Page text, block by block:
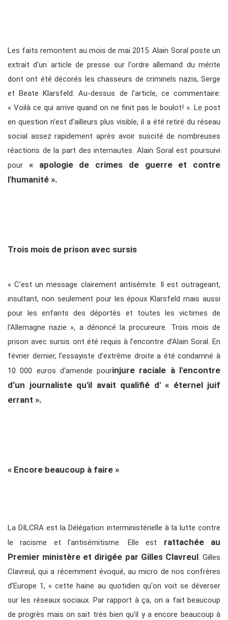
Les faits remontent au mois de mai 2015. Alain Soral poste un
extrait d'un article de presse sur l'ordre allemand du mérite
dont ont été décorés les chasseurs de criminels nazis, Serge
et Beate Klarsfeld. Au-dessus de l'article, ce commentaire:
« Voilà ce qui arrive quand on ne finit pas le boulot! ». Le post
en question n’est d’ailleurs plus visible, il a été retiré du réseau
social assez rapidement après avoir suscité de nombreuses
réactions de la part des internautes. Alain Soral est poursuivi
pour « apologie de crimes de guerre et contre
l'humanité ».
Trois mois de prison avec sursis
« C'est un message clairement antisémite. Il est outrageant,
insultant, non seulement pour les époux Klarsfeld mais aussi
pour les enfants des déportés et toutes les victimes de
l'Allemagne nazie », a dénoncé la procureure. Trois mois de
prison avec sursis ont été requis à l’encontre d’Alain Soral. En
février dernier, l’essayiste d’extrême droite a été condamné à
10 000 euros d'amende pourinjure raciale à l'encontre
d’un journaliste qu'il avait qualifié d' « éternel juif
errant ».
« Encore beaucoup à faire »
La DILCRA est la Délégation interministérielle à la lutte contre
le racisme et l'antisémitisme. Elle est rattachée au
Premier ministère et dirigée par Gilles Clavreul. Gilles
Clavreul, qui a récemment évoqué, au micro de nos confrères
d’Europe 1, « cette haine au quotidien qu'on voit se déverser
sur les réseaux sociaux. Par rapport à ça, on a fait beaucoup
de progrès mais on sait très bien qu'il y a encore beaucoup à